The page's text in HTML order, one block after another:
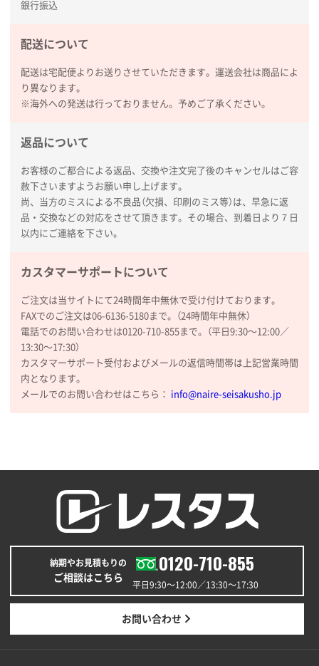
銀行振込
配送について
配送は宅配便よりお送りさせていただきます。運送会社は商品によ
り異なります。
※海外への発送は行っておりません。予めご了承ください。
返品について
お客様のご都合による返品、交換や注文完了後のキャンセルはご容
赦下さいますようお願い申し上げます。
尚、当方のミスによる不良品（欠損、印刷のミス等）は、早急に返
品・交換などの対応をさせて頂きます。その場合、到着日より７日
以内にご連絡を下さい。
カスタマーサポートについて
ご注文は当サイトにて24時間年中無休で受け付けております。
FAXでのご注文は06-6136-5180まで。（24時間年中無休）
電話でのお問い合わせは0120-710-855まで。（平日9:30〜12:00／
13:30〜17:30）
カスタマーサポート受付およびメールの返信時間帯は上記営業時間
内となります。
メールでのお問い合わせはこちら： info@naire-seisakusho.jp
納期やお見積もりの
ご相談はこちら
0120-710-855
平日9:30〜12:00／13:30〜17:30
お問い合わせ